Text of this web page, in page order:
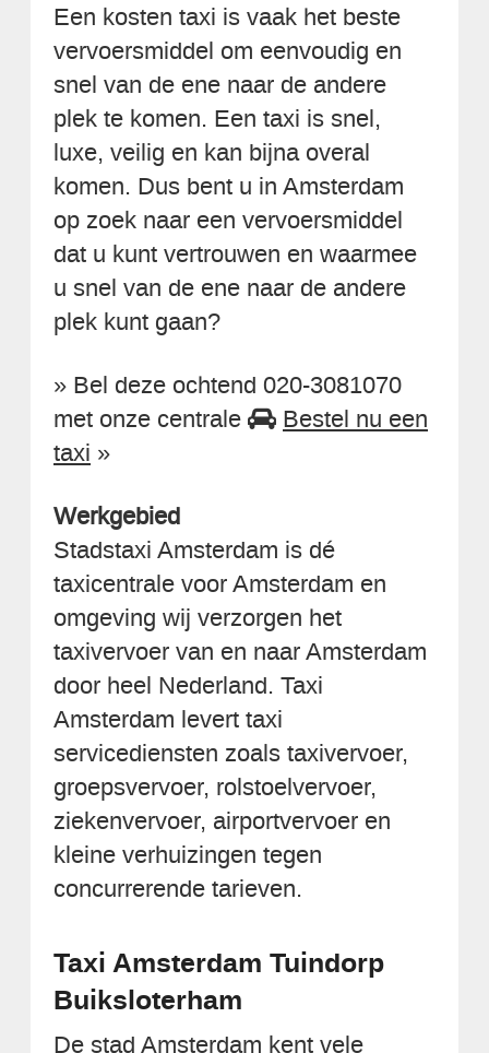
Een kosten taxi is vaak het beste
vervoersmiddel om eenvoudig en
snel van de ene naar de andere
plek te komen. Een taxi is snel,
luxe, veilig en kan bijna overal
komen. Dus bent u in Amsterdam
op zoek naar een vervoersmiddel
dat u kunt vertrouwen en waarmee
u snel van de ene naar de andere
plek kunt gaan?
» Bel deze ochtend 020-3081070
met onze centrale
Bestel nu een
taxi »
Werkgebied
Stadstaxi Amsterdam is dé
taxicentrale voor Amsterdam en
omgeving wij verzorgen het
taxivervoer van en naar Amsterdam
door heel Nederland. Taxi
Amsterdam levert taxi
servicediensten zoals taxivervoer,
groepsvervoer, rolstoelvervoer,
ziekenvervoer, airportvervoer en
kleine verhuizingen tegen
concurrerende tarieven.
Taxi Amsterdam Tuindorp
Buiksloterham
De stad Amsterdam kent vele